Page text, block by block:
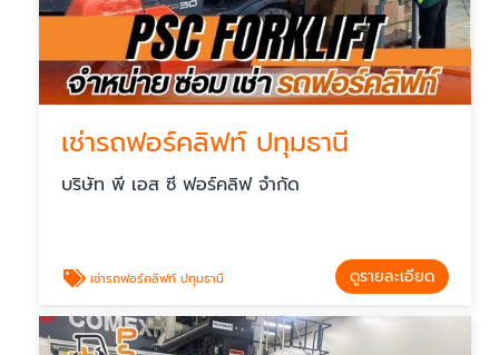
เช่ารถฟอร์คลิฟท์ ปทุมธานี
บริษัท พี เอส ซี ฟอร์คลิฟ จำกัด
เช่ารถฟอร์คลิฟท์ ปทุมธานี ดูรายละเอียด